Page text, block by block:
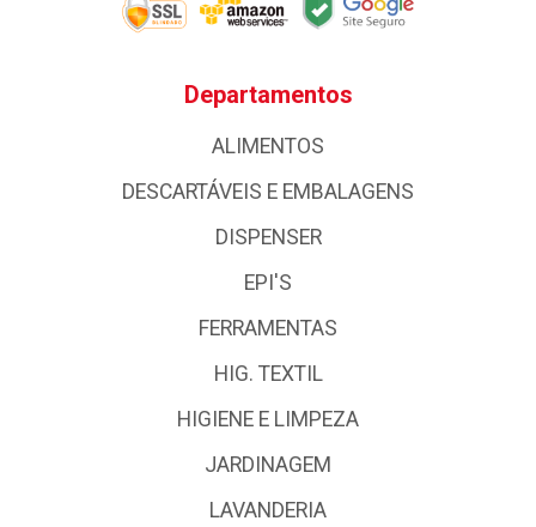
Departamentos
ALIMENTOS
DESCARTÁVEIS E EMBALAGENS
DISPENSER
EPI'S
FERRAMENTAS
HIG. TEXTIL
HIGIENE E LIMPEZA
JARDINAGEM
LAVANDERIA